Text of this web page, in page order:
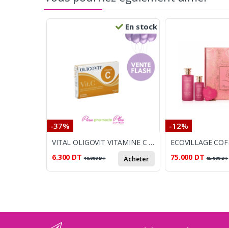
En stock
-37%
VITAL OLIGOVIT VITAMINE C 30 GELULES
6.300 DT 10.000DT Acheter
-12%
75.000 DT 85.000DT